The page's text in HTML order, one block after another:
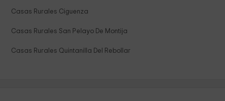
Casas Rurales Ciguenza
Casas Rurales San Pelayo De Montija
Casas Rurales Quintanilla Del Rebollar